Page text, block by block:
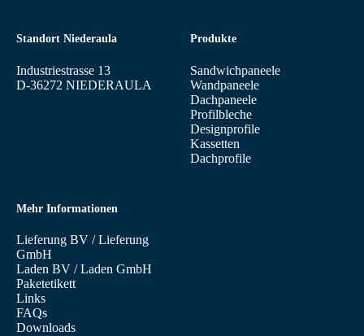
Produkte
Sandwichpaneele
Wandpaneele
Dachpaneele
Profilbleche
Designprofile
Kassetten
Dachprofile
Mehr Informationen
Lieferung BV /Lieferung
GmbH
Laden BV /Laden GmbH
Paketetikett
Links
FAQs
Downloads
Standort Niederaula
Industriestrasse 13
D-36272 NIEDERAULA